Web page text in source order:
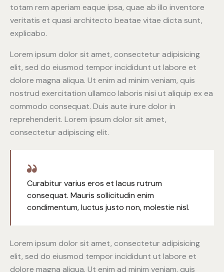
totam rem aperiam eaque ipsa, quae ab illo inventore
veritatis et quasi architecto beatae vitae dicta sunt,
explicabo.
Lorem ipsum dolor sit amet, consectetur adipisicing
elit, sed do eiusmod tempor incididunt ut labore et
dolore magna aliqua. Ut enim ad minim veniam, quis
nostrud exercitation ullamco laboris nisi ut aliquip ex ea
commodo consequat. Duis aute irure dolor in
reprehenderit. Lorem ipsum dolor sit amet,
consectetur adipiscing elit.
Curabitur varius eros et lacus rutrum
consequat. Mauris sollicitudin enim
condimentum, luctus justo non, molestie nisl.
Lorem ipsum dolor sit amet, consectetur adipisicing
elit, sed do eiusmod tempor incididunt ut labore et
dolore magna aliqua. Ut enim ad minim veniam, quis